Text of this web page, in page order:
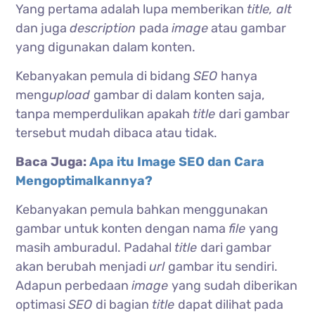
Yang pertama adalah lupa memberikan title, alt
dan jugadescription padaimageatau gambar
yang digunakan dalam konten.
Kebanyakan pemula di bidangSEO hanya
mengupload gambar di dalam konten saja,
tanpa memperdulikan apakah title dari gambar
tersebut mudah dibaca atau tidak.
Baca Juga:Apa itu Image SEO dan Cara
Mengoptimalkannya?
Kebanyakan pemula bahkan menggunakan
gambar untuk konten dengan nama fileyang
masih amburadul. Padahal title dari gambar
akan berubah menjadiurl gambar itu sendiri.
Adapun perbedaanimageyang sudah diberikan
optimasiSEO di bagian title dapat dilihat pada